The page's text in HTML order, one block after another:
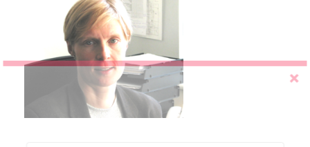
LIITU UUDISKIRJAGA
Ära jää ilma uudistest ja põnevatest lugudest